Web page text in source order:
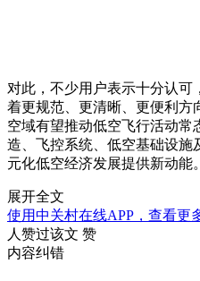
对此，不少用户表示十分认可
着更规范、更清晰、更便利方
空域有望推动低空飞行活动常
造、飞控系统、低空基础设施
元化低空经济发展提供新动能。
展开全文
使用中关村在线APP，查看更
人赞过该文 赞
内容纠错